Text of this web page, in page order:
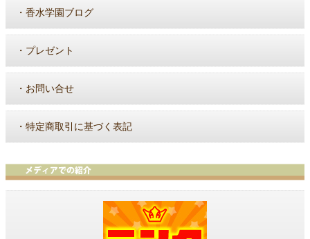
・ 香水学園ブログ
・ プレゼント
・ お問い合せ
・ 特定商取引に基づく表記